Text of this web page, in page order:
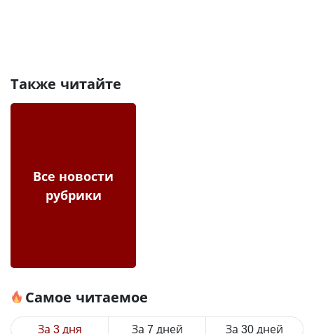
Также читайте
Все новости
рубрики
Самое читаемое
За 3 дня За 7 дней За 30 дней